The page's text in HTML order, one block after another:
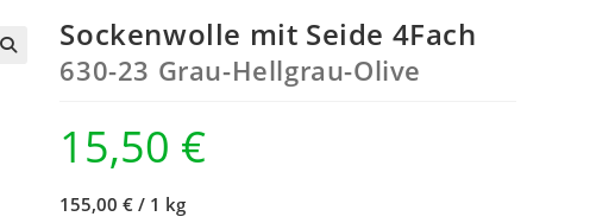
Sockenwolle mit Seide 4Fach
630-23 Grau-Hellgrau-Olive
15,50 €
155,00 € / 1 kg